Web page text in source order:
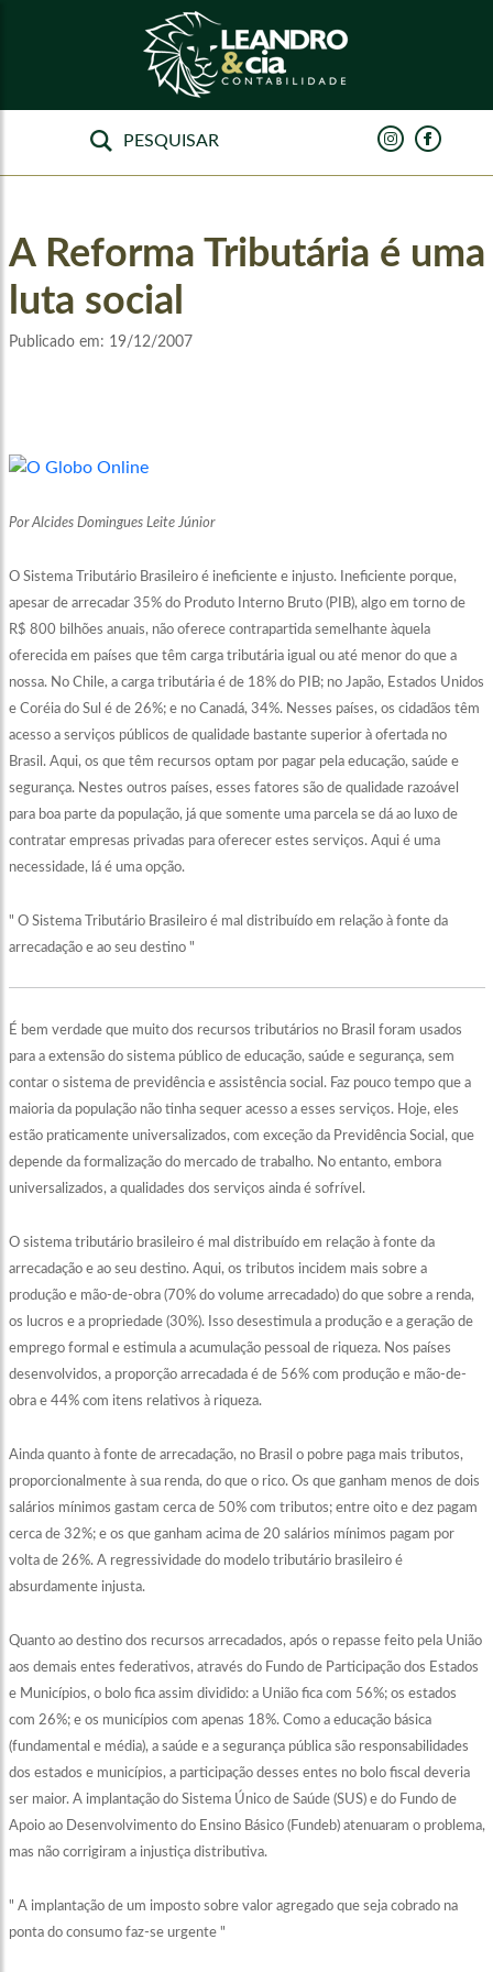
A Reforma Tributária é uma
luta social
Publicado em: 19/12/2007
Por Alcides Domingues Leite Júnior
O Sistema Tributário Brasileiro é ineficiente e injusto. Ineficiente porque,
apesar de arrecadar 35% do Produto Interno Bruto (PIB), algo em torno de
R$ 800 bilhões anuais, não oferece contrapartida semelhante àquela
oferecida em países que têm carga tributária igual ou até menor do que a
nossa. No Chile, a carga tributária é de 18% do PIB; no Japão, Estados Unidos
e Coréia do Sul é de 26%; e no Canadá, 34%. Nesses países, os cidadãos têm
acesso a serviços públicos de qualidade bastante superior à ofertada no
Brasil. Aqui, os que têm recursos optam por pagar pela educação, saúde e
segurança. Nestes outros países, esses fatores são de qualidade razoável
para boa parte da população, já que somente uma parcela se dá ao luxo de
contratar empresas privadas para oferecer estes serviços. Aqui é uma
necessidade, lá é uma opção.
" O Sistema Tributário Brasileiro é mal distribuído em relação à fonte da
arrecadação e ao seu destino "
É bem verdade que muito dos recursos tributários no Brasil foram usados
para a extensão do sistema público de educação, saúde e segurança, sem
contar o sistema de previdência e assistência social. Faz pouco tempo que a
maioria da população não tinha sequer acesso a esses serviços. Hoje, eles
estão praticamente universalizados, com exceção da Previdência Social, que
depende da formalização do mercado de trabalho. No entanto, embora
universalizados, a qualidades dos serviços ainda é sofrível.
O sistema tributário brasileiro é mal distribuído em relação à fonte da
arrecadação e ao seu destino. Aqui, os tributos incidem mais sobre a
produção e mão-de-obra (70% do volume arrecadado) do que sobre a renda,
os lucros e a propriedade (30%). Isso desestimula a produção e a geração de
emprego formal e estimula a acumulação pessoal de riqueza. Nos países
desenvolvidos, a proporção arrecadada é de 56% com produção e mão-de-
obra e 44% com itens relativos à riqueza.
Ainda quanto à fonte de arrecadação, no Brasil o pobre paga mais tributos,
proporcionalmente à sua renda, do que o rico. Os que ganham menos de dois
salários mínimos gastam cerca de 50% com tributos; entre oito e dez pagam
cerca de 32%; e os que ganham acima de 20 salários mínimos pagam por
volta de 26%. A regressividade do modelo tributário brasileiro é
absurdamente injusta.
Quanto ao destino dos recursos arrecadados, após o repasse feito pela União
aos demais entes federativos, através do Fundo de Participação dos Estados
e Municípios, o bolo fica assim dividido: a União fica com 56%; os estados
com 26%; e os municípios com apenas 18%. Como a educação básica
(fundamental e média), a saúde e a segurança pública são responsabilidades
dos estados e municípios, a participação desses entes no bolo fiscal deveria
ser maior. A implantação do Sistema Único de Saúde (SUS) e do Fundo de
Apoio ao Desenvolvimento do Ensino Básico (Fundeb) atenuaram o problema,
mas não corrigiram a injustiça distributiva.
" A implantação de um imposto sobre valor agregado que seja cobrado na
ponta do consumo faz-se urgente "